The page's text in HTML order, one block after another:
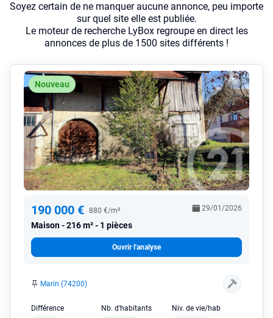
Soyez certain de ne manquer aucune annonce, peu importe
sur quel site elle est publiée.
Le moteur de recherche LyBox regroupe en direct les
annonces de plus de 1500 sites différents !
Nouveau
190 000 € 880 €/m²
Maison 216 m² - 1 pièces
29/01/2026
Ouvrir l'analyse
Marin (74200)
Différence
Nb. d'habitants
Niv. de vie/hab